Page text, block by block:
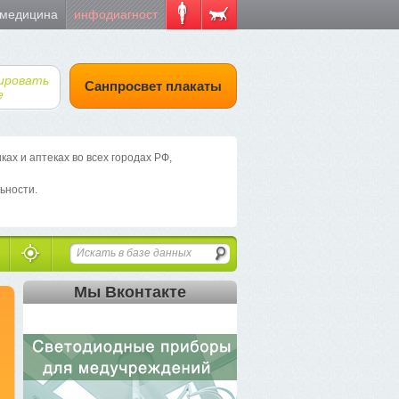
инфодиагност
Санпросвет плакаты
и аптеках во всех городах РФ,
Мы Вконтакте